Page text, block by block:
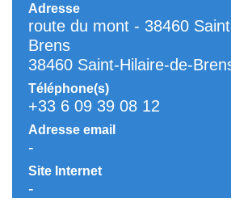
Adresse
route du mont - 38460
Brens
38460 Saint-Hilaire-de-
Téléphone(s)
+33 6 09 39 08 12
Adresse email
-
Site Internet
-